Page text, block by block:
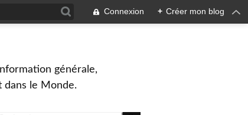
Connexion + Créer mon blog
générale,
dans le Monde.